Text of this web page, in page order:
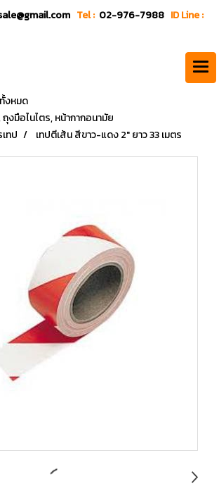
Tel : 02-976-7988 ID Line :
งหมด
งมือไนไตร, หน้ากากอนามัย
ทป
เทปตีเส้น สีขาว-แดง 2" ยาว 33 เมตร